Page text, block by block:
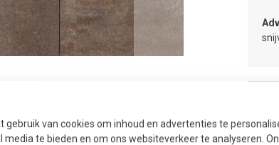
gebruik van cookies om inhoud en advertenties te
media te bieden en om ons websiteverkeer te analyseren.